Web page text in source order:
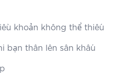
khoản không thể thiếu
bạn thân lên sân khấu